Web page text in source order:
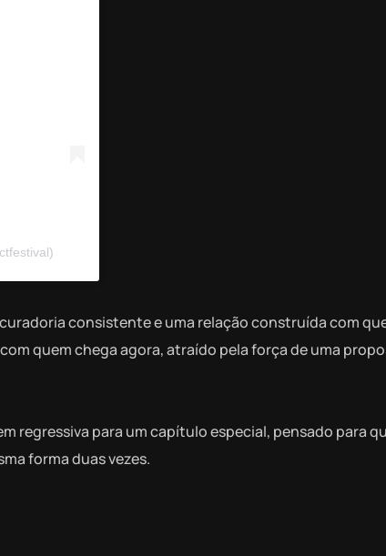
consistente e uma relação construída com
quem chega agora, atraído pela força de uma
regressiva para um capítulo especial, pensado para
forma duas vezes.